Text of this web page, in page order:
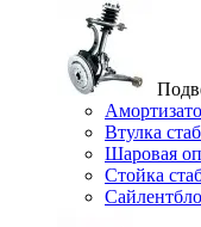
Втулка
Шаровая
Стойка